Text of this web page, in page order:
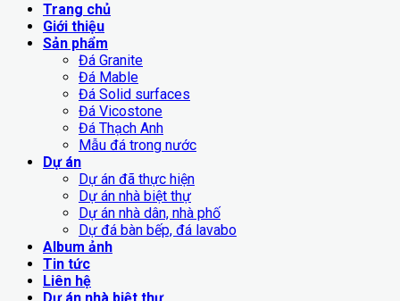
Trang chủ
Giới thiệu
Sản phẩm
Đá Granite
Đá Mable
Đá Solid surfaces
Đá Vicostone
Đá Thạch Anh
Mẫu đá trong nước
Dự án
Dự án đã thực hiện
Dự án nhà biệt thự
Dự án nhà dân, nhà phố
Dự đá bàn bếp, đá lavabo
Album ảnh
Tin tức
Liên hệ